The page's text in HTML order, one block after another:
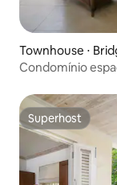
Townhouse ⋅
Condomínio
Superhost
Superhost